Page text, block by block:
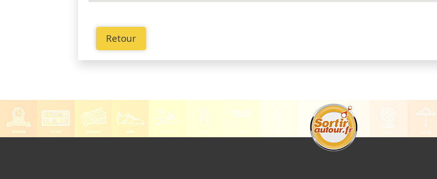
Retour